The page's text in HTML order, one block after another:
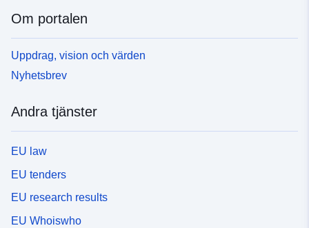
Om portalen
Uppdrag, vision och värden
Nyhetsbrev
Andra tjänster
EU law
EU tenders
EU research results
EU Whoiswho